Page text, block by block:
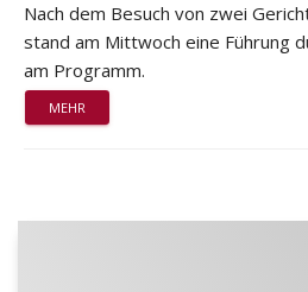
Nach dem Besuch von zwei
stand am Mittwoch eine Führung
am Programm.
MEHR